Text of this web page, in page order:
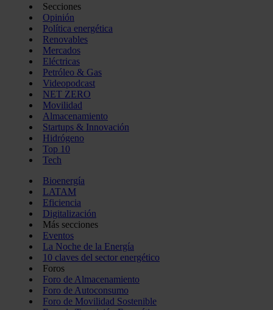
Secciones
Opinión
Política energética
Renovables
Mercados
Eléctricas
Petróleo & Gas
Videopodcast
NET ZERO
Movilidad
Almacenamiento
Startups & Innovación
Hidrógeno
Top 10
Tech
Bioenergía
LATAM
Eficiencia
Digitalización
Más secciones
Eventos
La Noche de la Energía
10 claves del sector energético
Foros
Foro de Almacenamiento
Foro de Autoconsumo
Foro de Movilidad Sostenible